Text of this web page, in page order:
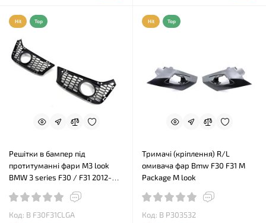
Hit Top
Решітки в бампер під
протитуманні фари M3 look
BMW 3 series F30 / F31 2012-
Код: B F30F31CLGA
Hit Top
Тримачі (кріплення) R/L
омивача фар Bmw F30 F31 М
Package M look
Код: B P303532